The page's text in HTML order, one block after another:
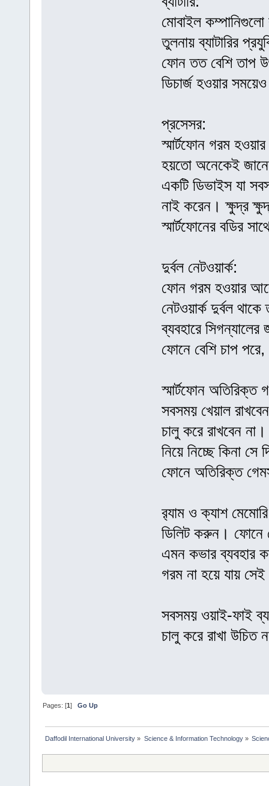
মোবাইল কম্পানিগুলো
তুলনায় ব্যাটারির
ফোন তত বেশি তাপ
ডিচার্জ হওয়ার
প্রসেসর:
স্মার্টফোন গরম
হয়তো অনেকেই
একটি ডিভাইস যা
নাই করেন। ক্ষুদ্র
স্মার্টফোনের বডির
দুর্বল নেটওয়ার্ক:
ফোন গরম হওয়ার
নেটওয়ার্ক দুর্বল
ব্যবহারে
ফোনে বেশি চাপ
স্মার্টফোন অতিরিক্ত
সবসময় খেয়াল
চালু করে রাখবেন
নিয়ে নিচ্ছে কিনা সে
ফোনে অতিরিক্ত
র‌্যাম ও ক্যাশ
ডিলিট করুন। ফোনে
এমন কভার ব্যবহার
গরম না হয়ে যায়
সবসময় ওয়াই-ফাই
চালু করে রাখা উচিত
Pages: [1]Go Up
Daffodil International University » Science & Information Technology»